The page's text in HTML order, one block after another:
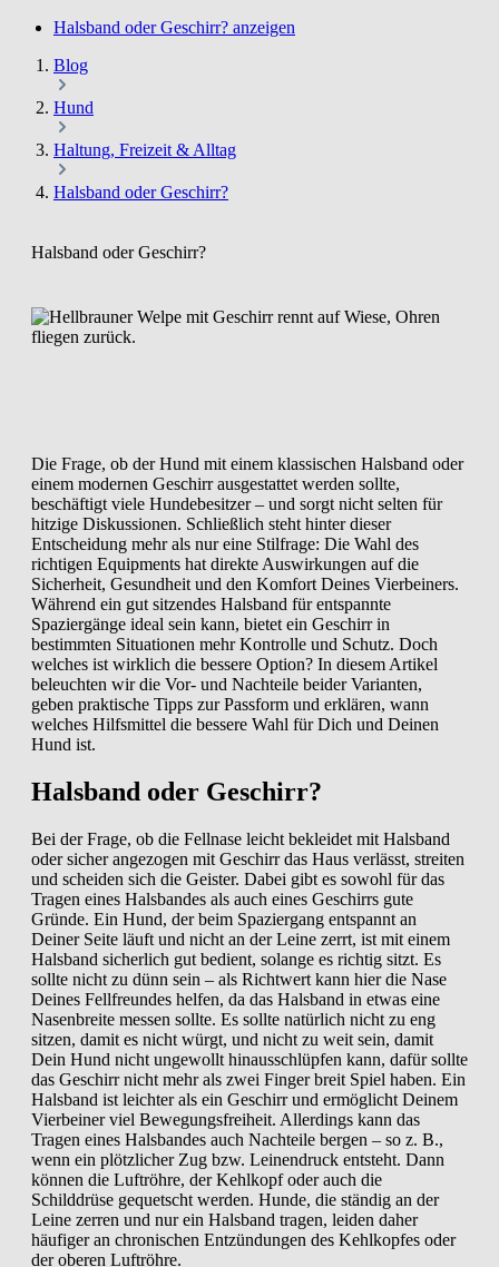
Halsband oder Geschirr? anzeigen
Blog
Hund
Haltung, Freizeit & Alltag
Halsband oder Geschirr?
Halsband oder Geschirr?
Die Frage, ob der Hund mit einem klassischen Halsband oder
einem modernen Geschirr ausgestattet werden sollte,
beschäftigt viele Hundebesitzer – und sorgt nicht selten für
hitzige Diskussionen. Schließlich steht hinter dieser
Entscheidung mehr als nur eine Stilfrage: Die Wahl des
richtigen Equipments hat direkte Auswirkungen auf die
Sicherheit, Gesundheit und den Komfort Deines Vierbeiners.
Während ein gut sitzendes Halsband für entspannte
Spaziergänge ideal sein kann, bietet ein Geschirr in
bestimmten Situationen mehr Kontrolle und Schutz. Doch
welches ist wirklich die bessere Option? In diesem Artikel
beleuchten wir die Vor- und Nachteile beider Varianten,
geben praktische Tipps zur Passform und erklären, wann
welches Hilfsmittel die bessere Wahl für Dich und Deinen
Hund ist.
Halsband oder Geschirr?
Bei der Frage, ob die Fellnase leicht bekleidet mit Halsband
oder sicher angezogen mit Geschirr das Haus verlässt, streiten
und scheiden sich die Geister. Dabei gibt es sowohl für das
Tragen eines Halsbandes als auch eines Geschirrs gute
Gründe. Ein Hund, der beim Spaziergang entspannt an
Deiner Seite läuft und nicht an der Leine zerrt, ist mit einem
Halsband sicherlich gut bedient, solange es richtig sitzt. Es
sollte nicht zu dünn sein – als Richtwert kann hier die Nase
Deines Fellfreundes helfen, da das Halsband in etwas eine
Nasenbreite messen sollte. Es sollte natürlich nicht zu eng
sitzen, damit es nicht würgt, und nicht zu weit sein, damit
Dein Hund nicht ungewollt hinausschlüpfen kann, dafür sollte
das Geschirr nicht mehr als zwei Finger breit Spiel haben. Ein
Halsband ist leichter als ein Geschirr und ermöglicht Deinem
Vierbeiner viel Bewegungsfreiheit. Allerdings kann das
Tragen eines Halsbandes auch Nachteile bergen – so z. B.,
wenn ein plötzlicher Zug bzw. Leinendruck entsteht. Dann
können die Luftröhre, der Kehlkopf oder auch die
Schilddrüse gequetscht werden. Hunde, die ständig an der
Leine zerren und nur ein Halsband tragen, leiden daher
häufiger an chronischen Entzündungen des Kehlkopfes oder
der oberen Luftröhre.